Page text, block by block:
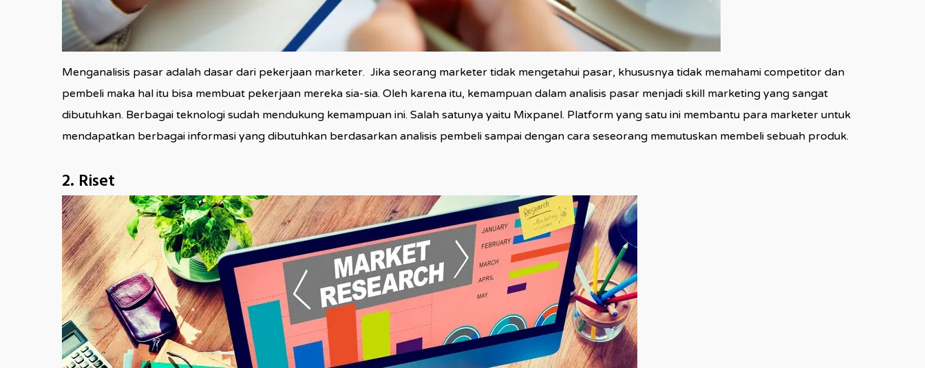
Menganalisis pasar adalah dasar dari pekerjaan marketer. Jika seorang marketer tidak mengetahui pasar, khususnya tidak memahami competitor dan
pembeli maka hal itu bisa membuat pekerjaan mereka sia-sia. Oleh karena itu, kemampuan dalam analisis pasar menjadi skill marketing yang sangat
dibutuhkan. Berbagai teknologi sudah mendukung kemampuan ini. Salah satunya yaitu Mixpanel. Platform yang satu ini membantu para marketer untuk
mendapatkan berbagai informasi yang dibutuhkan berdasarkan analisis pembeli sampai dengan cara seseorang memutuskan membeli sebuah produk.
2. Riset